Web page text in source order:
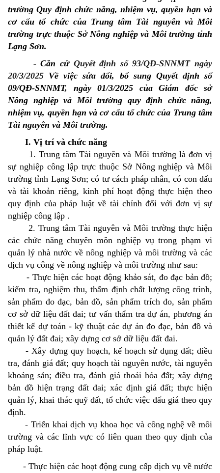
trườngQuy định chức năng, nhiệm vụ, quyền hạn và
cơ cấu tổ chức của Trung tâm Tài nguyên và Môi
trường trực thuộc Sở Nông nghiệp và Môi trường tỉnh
Lạng Sơn.
- Căn cứ Quyết định số 93/QĐ-SNNMT ngày
20/3/2025 Về việc sửa đổi, bổ sung Quyết định số
09/QĐ-SNNMT, ngày 01/3/2025 của Giám đốc sở
Nông nghiệp và Môi trường quy định chức năng,
nhiệm vụ, quyền hạn và cơ cấu tổ chức của Trung tâm
Tài nguyên và Môi trường.
I. Vị trí và chức năng
1. Trung tâm Tài nguyên và Môi trường là đơn vị
sự nghiệp công lập trực thuộc Sở Nông nghiệp và Môi
trường tỉnh Lạng Sơn; có tư cách pháp nhân, có con dấu
và tài khoản riêng, kinh phí hoạt động thực hiện theo
quy định của pháp luật về tài chính đối với đơn vị sự
nghiệp công lập .
2. Trung tâm Tài nguyên và Môi trường thực hiện
các chức năng chuyên môn nghiệp vụ trong phạm vi
quản lý nhà nước về nông nghiệp và môi trường và các
dịch vụ công về nông nghiệp và môi trường như sau:
- Thực hiện các hoạt động khảo sát, đo đạc bản đồ;
kiểm tra, nghiệm thu, thẩm định chất lượng công trình,
sản phẩm đo đạc, bản đồ, sản phẩm trích đo, sản phẩm
cơ sở dữ liệu đất đai; tư vấn thẩm tra dự án, phương án
thiết kế dự toán - kỹ thuật các dự án đo đạc, bản đồ và
quản lý đất đai; xây dựng cơ sở dữ liệu đất đai.
- Xây dựng quy hoạch, kế hoạch sử dụng đất; điều
tra, đánh giá đất; quy hoạch tài nguyên nước, tài nguyên
khoáng sản; điều tra, đánh giá thoái hóa đất; xây dựng
bản đồ hiện trạng đất đai; xác định giá đất; thực hiện
quản lý, khai thác quỹ đất, tổ chức việc đấu giá theo quy
định.
- Triển khai dịch vụ khoa học và công nghệ về môi
trường và các lĩnh vực có liên quan theo quy định của
pháp luật.
- Thực hiện các hoạt động cung cấp dịch vụ về nước